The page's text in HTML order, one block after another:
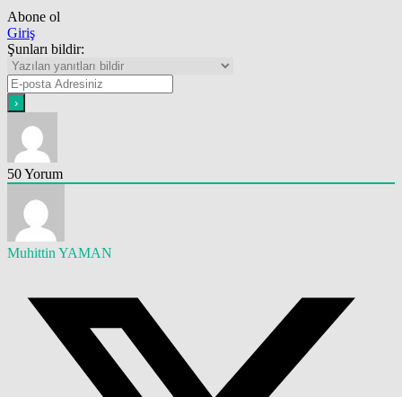
Abone ol
Giriş
Şunları bildir:
50Yorum
Muhittin YAMAN